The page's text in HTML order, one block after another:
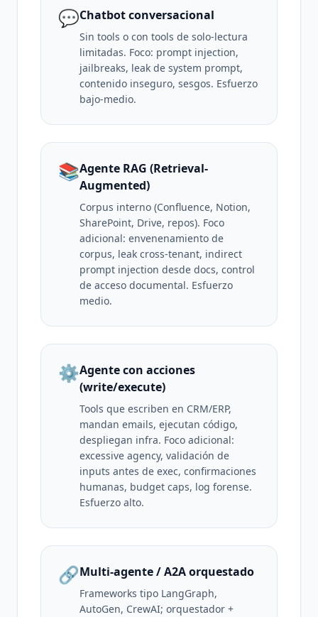
💬Chatbot conversacional
Sin tools o con tools de solo-lectura
limitadas. Foco: prompt injection,
jailbreaks, leak de system prompt,
contenido inseguro, sesgos. Esfuerzo
bajo-medio.
📚Agente RAG (Retrieval-
Augmented)
Corpus interno (Confluence, Notion,
SharePoint, Drive, repos). Foco
adicional: envenenamiento de
corpus, leak cross-tenant, indirect
prompt injection desde docs, control
de acceso documental. Esfuerzo
medio.
⚙️Agente con acciones
(write/execute)
Tools que escriben en CRM/ERP,
mandan emails, ejecutan código,
despliegan infra. Foco adicional:
excessive agency, validación de
inputs antes de exec, confirmaciones
humanas, budget caps, log forense.
Esfuerzo alto.
🔗Multi-agente / A2A orquestado
Frameworks tipo LangGraph,
AutoGen, CrewAI; orquestador +